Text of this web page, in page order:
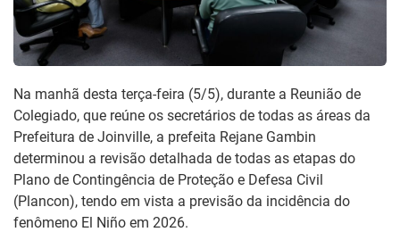
Na manhã desta terça-feira (5/5), durante a Reunião de
Colegiado, que reúne os secretários de todas as áreas da
Prefeitura de Joinville, a prefeita Rejane Gambin
determinou a revisão detalhada de todas as etapas do
Plano de Contingência de Proteção e Defesa Civil
(Plancon), tendo em vista a previsão da incidência do
fenômeno El Niño em 2026.